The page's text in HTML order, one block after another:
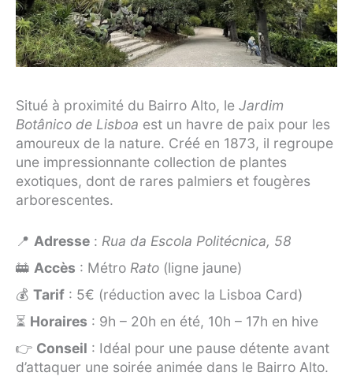
Situé à proximité du Bairro Alto, le Jardim
Botânico de Lisboa est un havre de paix pour les
amoureux de la nature. Créé en 1873, il regroupe
une impressionnante collection de plantes
exotiques, dont de rares palmiers et fougères
arborescentes.
📍 Adresse : Rua da Escola Politécnica, 58
🚋 Accès : Métro Rato (ligne jaune)
💰 Tarif : 5€ (réduction avec la Lisboa Card)
⏳ Horaires : 9h – 20h en été, 10h – 17h en hive
👉 Conseil : Idéal pour une pause détente avant
d’attaquer une soirée animée dans le Bairro Alto.